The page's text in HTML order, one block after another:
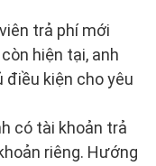
trả phí mới
hiện tại, anh
kiện cho yêu
có tài khoản trả
riêng. Hướng